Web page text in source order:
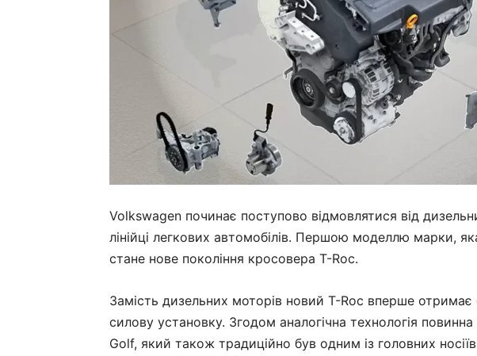
Volkswagen починає поступово відмовлятися від
лінійці легкових автомобілів. Першою моделлю марки,
стане нове покоління кросовера T-Roc.
Замість дизельних моторів новий T-Roc вперше отримає
силову установку. Згодом аналогічна технологія повинна
Golf, який також традиційно був одним із головних